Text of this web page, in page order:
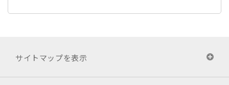
サイトマップを表示